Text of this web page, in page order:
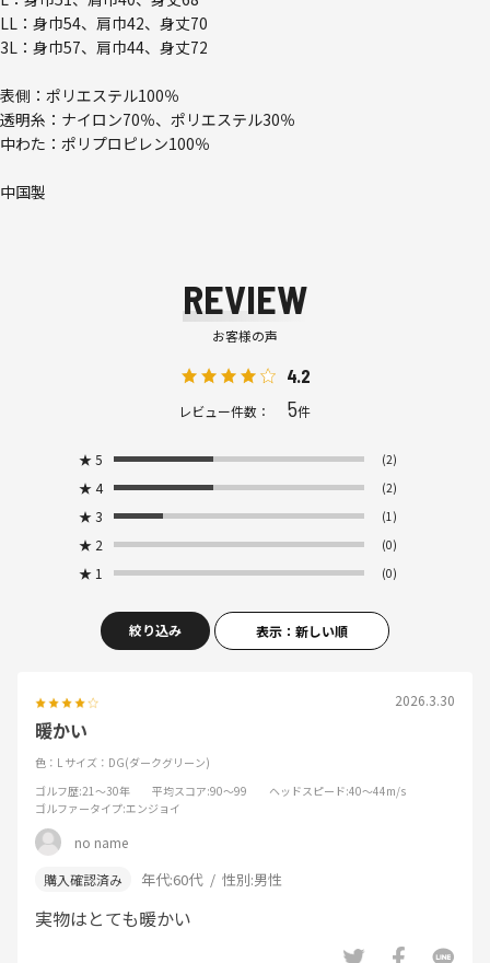
LL：身巾54、肩巾42、身丈70
3L：身巾57、肩巾44、身丈72
表側：ポリエステル100％
透明糸：ナイロン70％、ポリエステル30％
中わた：ポリプロピレン100％
中国製
REVIEW
お客様の声
4.2
レビュー件数： 5件
★ 5 (2)
★ 4 (2)
★ 3 (1)
★ 2 (0)
★ 1 (0)
絞り込み 表示：新しい順
2026.3.30
暖かい
色：L サイズ：DG(ダークグリーン)
ゴルフ歴:21～30年 平均スコア:90～99 ヘッドスピード:40～44m/s
ゴルファータイプ:エンジョイ
no name
年代:60代 性別:男性
実物はとても暖かい